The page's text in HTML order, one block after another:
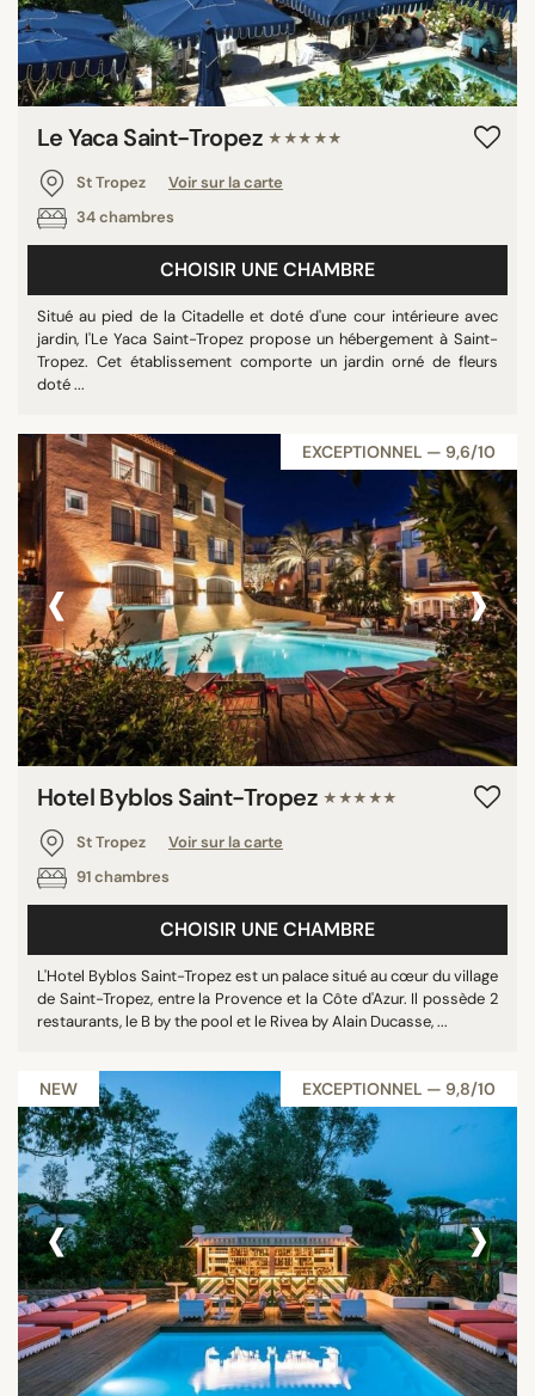
Le Yaca Saint-Tropez ★★★★★
St Tropez
Voir sur la carte
34 chambres
CHOISIR UNE CHAMBRE
Situé au pied de la Citadelle et doté d'une cour intérieure avec
jardin, l'Le Yaca Saint-Tropez propose un hébergement à Saint-
Tropez. Cet établissement comporte un jardin orné de fleurs
doté ...
EXCEPTIONNEL — 9,6/10
‹ ›
Hotel Byblos Saint-Tropez ★★★★★
St Tropez
Voir sur la carte
91 chambres
CHOISIR UNE CHAMBRE
L'Hotel Byblos Saint-Tropez est un palace situé au cœur du village
de Saint-Tropez, entre la Provence et la Côte d'Azur. Il possède 2
restaurants, le B by the pool et le Rivea by Alain Ducasse, ...
NEW EXCEPTIONNEL — 9,8/10
‹ ›